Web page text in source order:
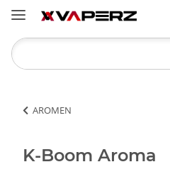
AROMEN
K-Boom Aroma